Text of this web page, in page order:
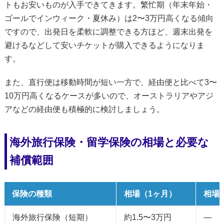
トもお安いものが入手できてきます。繁忙期（年末年始・
ゴールでインウィーク・夏休み）は2〜3万円高くなる傾向
ですので、出発日を柔軟に調整できる方ほど、週末出発を
避けるなどして安いチケットが購入できるようになりま
す。
また、直行便は移動時間が短い一方で、経由便と比べて3〜
10万円高くなるケースが多いので、オーストラリアやアジ
アなどの経由便も積極的に検討しましょう。
海外旅行保険・留学保険の相場と必要な
補償範囲
保険の種類 相場（1ヶ月） 相場
海外旅行保険（短期） 約1.5〜3万円 —